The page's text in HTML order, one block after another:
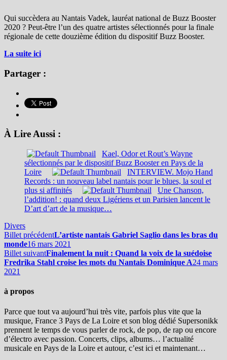
Qui succèdera au Nantais Vadek, lauréat national de Buzz Booster
2020 ? Peut-être l’un des quatre artistes sélectionnés pour la finale
régionale de cette douzième édition du dispositif Buzz Booster.
La suite ici
Partager :
À Lire Aussi :
Kael, Odor et Rout’s Wayne
sélectionnés par le dispositif Buzz Booster en Pays de la
Loire
INTERVIEW. Mojo Hand
Records : un nouveau label nantais pour le blues, la soul et
plus si affinités
Une Chanson,
l’addition! : quand deux Ligériens et un Parisien lancent le
D’art d’art de la musique…
Divers
Billet précédentL’artiste nantais Gabriel Saglio dans les bras du
monde16 mars 2021
Billet suivantFinalement la nuit : Quand la voix de la suédoise
Fredrika Stahl croise les mots du Nantais Dominique A24 mars
2021
à propos
Parce que tout va aujourd’hui très vite, parfois plus vite que la
musique, France 3 Pays de La Loire et son blog dédié Supersonikk
prennent le temps de vous parler de rock, de pop, de rap ou encore
d’électro avec passion. Concerts, clips, albums… l’actualité
musicale en Pays de la Loire et autour, c’est ici et maintenant…